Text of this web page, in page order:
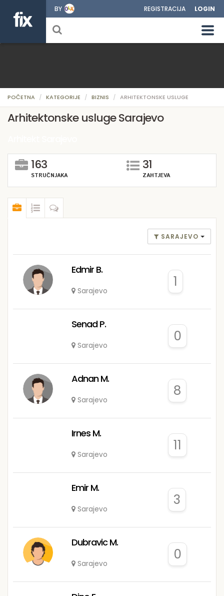
BY REGISTRACIJA LOGIN
POČETNA KATEGORIJE BIZNIS ARHITEKTONSKE USLUGE
Arhitektonske usluge Sarajevo
163
STRUČNJAKA
31
ZAHTJEVA
SARAJEVO
Edmir B.
Sarajevo
1
Senad P.
Sarajevo
0
Adnan M.
Sarajevo
8
Irnes M.
Sarajevo
11
Emir M.
Sarajevo
3
Dubravic M.
Sarajevo
0